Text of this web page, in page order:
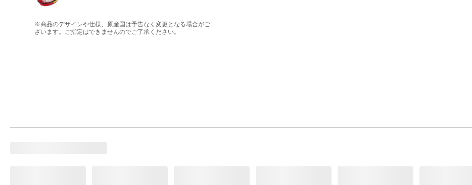
※商品のデザインや仕様、原産国は予告なく変更となる場合がご
ざいます。ご指定はできませんのでご了承ください。